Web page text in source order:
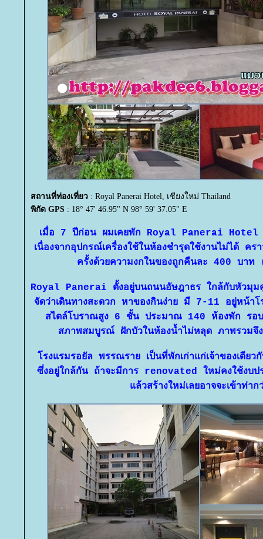
สถานที่ท่องเที่ยว : Royal Panerai Hotel, เชียงใหม่ Thailand
พิกัด GPS : 18° 47' 46.95" N 98° 59' 37.05" E
เมื่อ 7 ปีก่อน ผมเคยพัก Royal Panerai Hotel
เนื่องจากอุปกรณ์เครื่องใช้ในห้องชำรุดใช้งานไม่ได้ คร
ครั้งด้วยความงกในของถูกคืนละ 400 บา
Royal Panerai ตั้งอยู่บนถนนอัษฎาธร ใกล้กับหัวมุมคู
จัดว่าเดินทางสะดวก หาของกินง่าย มี 7-11 อยู่หน้าโ
สไตล์โบราณสูง 6 ชั้น ประมาณ 140 ห้องพัก รอ
สภาพสมบูรณ์ ฝักบัวในห้องน้ำไม่หลุด ภาพรวมจึ
รงแรมรอยัล พรรณราย เป็นที่พักเก่าแก่เจ้าของเดี
ซึ่งอยู่ใกล้กัน ถ้าจะมีการ renovated ใหม่คงใช้งบป
ล้วสร้างใหม่เลยอาจจะเข้าท่าก